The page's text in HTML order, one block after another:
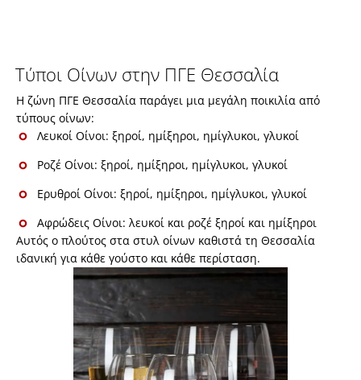
Τύποι Οίνων στην ΠΓΕ Θεσσαλία
Η ζώνη ΠΓΕ Θεσσαλία παράγει μια μεγάλη ποικιλία από
τύπους οίνων:
Λευκοί Οίνοι: ξηροί, ημίξηροι, ημίγλυκοι, γλυκοί
Ροζέ Οίνοι: ξηροί, ημίξηροι, ημίγλυκοι, γλυκοί
Ερυθροί Οίνοι: ξηροί, ημίξηροι, ημίγλυκοι, γλυκοί
Αφρώδεις Οίνοι: λευκοί και ροζέ ξηροί και ημίξηροι
Αυτός ο πλούτος στα στυλ οίνων καθιστά τη Θεσσαλία
ιδανική για κάθε γούστο και κάθε περίσταση.